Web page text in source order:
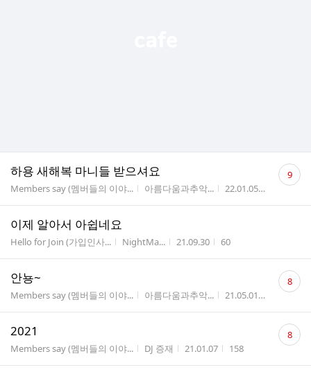
하용 새해복 마니들 받으셔요
게시판명
Members say (멤버들의 이야... 작성자
아름다움과추악... 작성시간
22.01.05 조회수
댓
글 9
이제 알아서 아쉽네요
게시판명
Hello for Join (가입인사... 작성자
NightMa... 작성시간
21.09.30 조회수
60
안뇽~
게시판명
Members say (멤버들의 이야... 작성자
아름다움과추악... 작성시간
21.05.01 조회수
댓
글 8
2021
게시판명
Members say (멤버들의 이야... 작성자
DJ 증재 작성시간
21.01.07 조회수
158
댓
글 8